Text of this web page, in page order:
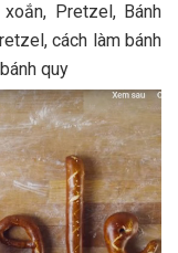
Pretzel, Bánh
cách làm bánh
quy